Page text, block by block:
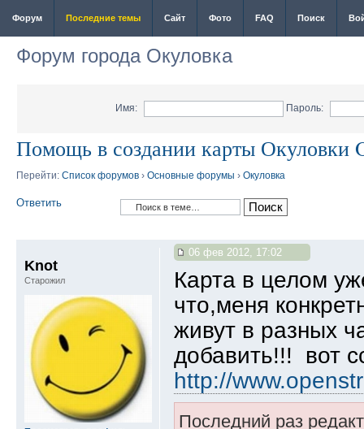
Форум Последние темы Сайт Фото FAQ Поиск
Форум города Окуловка
Имя: Пароль:
Помощь в создании карты Окуловки
Перейти: Список форумов › Основные форумы › Окуловка
Ответить
06 фев 2012, 17:02
Карта в целом
что,меня
живут в разных
добавить!!! вот
http://
Последний раз
Knot
Старожил